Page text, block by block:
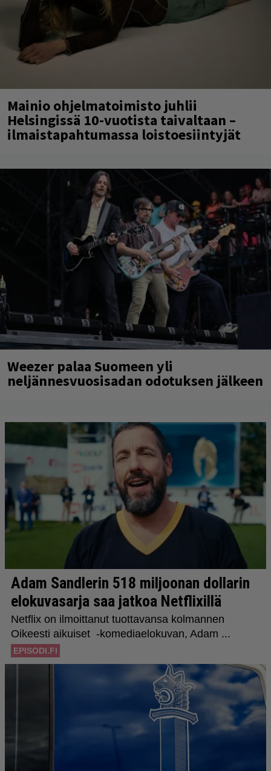
Mainio ohjelmatoimisto juhlii
Helsingissä 10-vuotista taivaltaan –
ilmaistapahtumassa loistoesiintyjät
Weezer palaa Suomeen yli
neljännesvuosisadan odotuksen jälkeen